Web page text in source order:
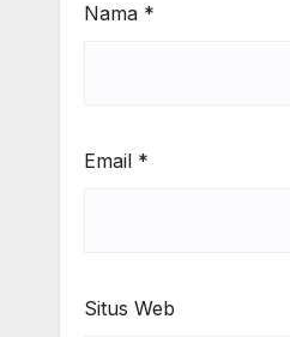
Nama *
Email *
Situs Web